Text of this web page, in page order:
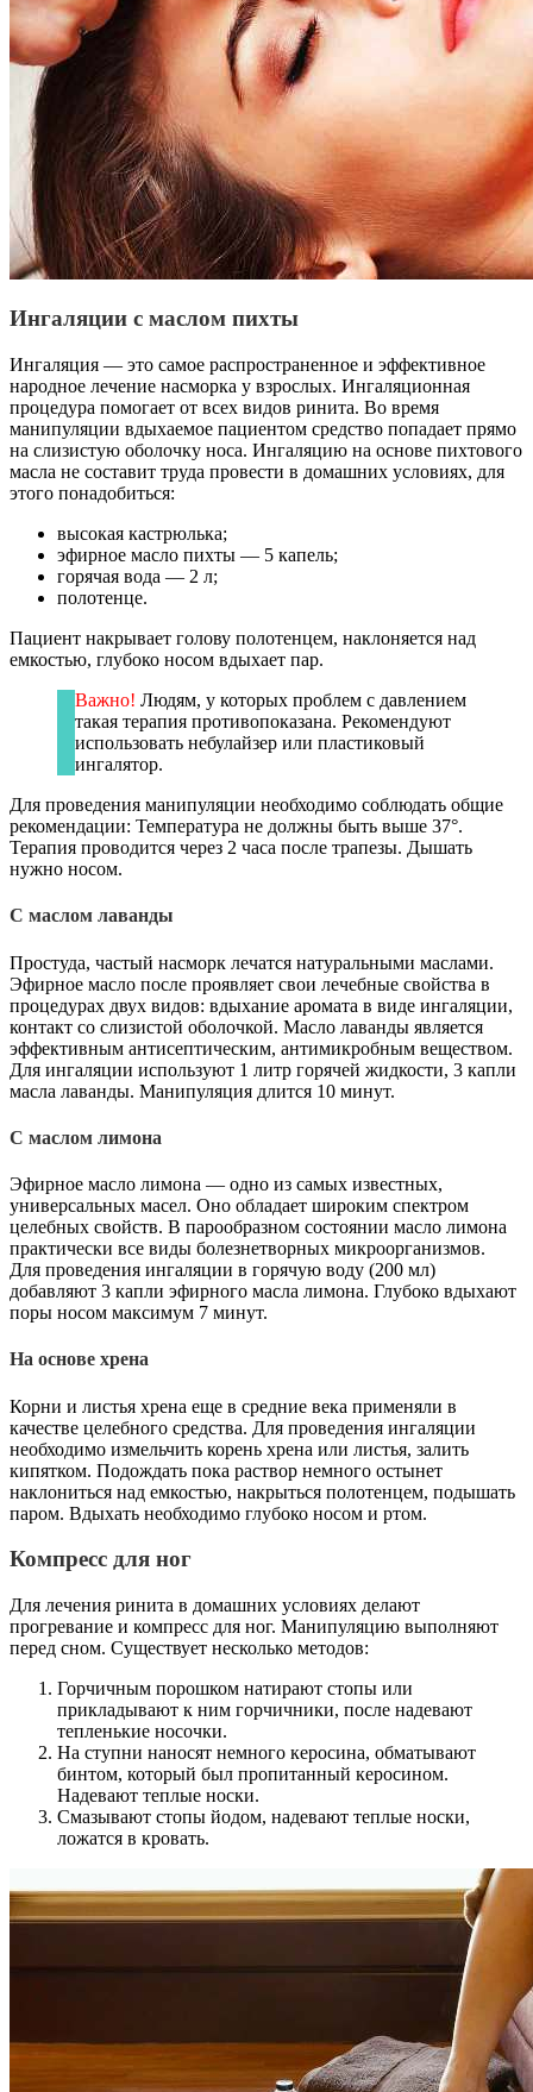
Ингаляции с маслом пихты
Ингаляция — это самое распространенное и эффективное
народное лечение насморка у взрослых. Ингаляционная
процедура помогает от всех видов ринита. Во время
манипуляции вдыхаемое пациентом средство попадает прямо
на слизистую оболочку носа. Ингаляцию на основе пихтового
масла не составит труда провести в домашних условиях, для
этого понадобиться:
высокая кастрюлька;
эфирное масло пихты — 5 капель;
горячая вода — 2 л;
полотенце.
Пациент накрывает голову полотенцем, наклоняется над
емкостью, глубоко носом вдыхает пар.
Важно! Людям, у которых проблем с давлением
такая терапия противопоказана. Рекомендуют
использовать небулайзер или пластиковый
ингалятор.
Для проведения манипуляции необходимо соблюдать общие
рекомендации: Температура не должны быть выше 37°.
Терапия проводится через 2 часа после трапезы. Дышать
нужно носом.
С маслом лаванды
Простуда, частый насморк лечатся натуральными маслами.
Эфирное масло после проявляет свои лечебные свойства в
процедурах двух видов: вдыхание аромата в виде ингаляции,
контакт со слизистой оболочкой. Масло лаванды является
эффективным антисептическим, антимикробным веществом.
Для ингаляции используют 1 литр горячей жидкости, 3 капли
масла лаванды. Манипуляция длится 10 минут.
С маслом лимона
Эфирное масло лимона — одно из самых известных,
универсальных масел. Оно обладает широким спектром
целебных свойств. В парообразном состоянии масло лимона
практически все виды болезнетворных микроорганизмов.
Для проведения ингаляции в горячую воду (200 мл)
добавляют 3 капли эфирного масла лимона. Глубоко вдыхают
поры носом максимум 7 минут.
На основе хрена
Корни и листья хрена еще в средние века применяли в
качестве целебного средства. Для проведения ингаляции
необходимо измельчить корень хрена или листья, залить
кипятком. Подождать пока раствор немного остынет
наклониться над емкостью, накрыться полотенцем, подышать
паром. Вдыхать необходимо глубоко носом и ртом.
Компресс для ног
Для лечения ринита в домашних условиях делают
прогревание и компресс для ног. Манипуляцию выполняют
перед сном. Существует несколько методов:
Горчичным порошком натирают стопы или
прикладывают к ним горчичники, после надевают
тепленькие носочки.
На ступни наносят немного керосина, обматывают
бинтом, который был пропитанный керосином.
Надевают теплые носки.
Смазывают стопы йодом, надевают теплые носки,
ложатся в кровать.